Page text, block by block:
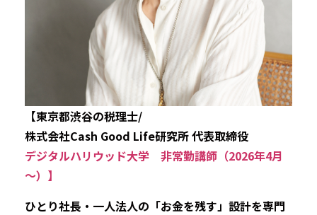
【東京都渋谷の税理士/
株式会社Cash Good Life研究所 代表取締役
デジタルハリウッド大学 非常勤講師（2026年4月
～）】
ひとり社長・一人法人の「お金を残す」設計を専門